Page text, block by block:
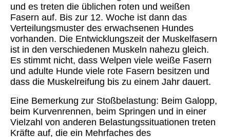
und es treten die üblichen roten und weißen
Fasern auf. Bis zur 12. Woche ist dann das
Verteilungsmuster des erwachsenen Hundes
vorhanden. Die Entwicklungszeit der Muskelfasern
ist in den verschiedenen Muskeln nahezu gleich.
Es stimmt nicht, dass Welpen viele weiße Fasern
und adulte Hunde viele rote Fasern besitzen und
dass die Muskelreifung bis zu einem Jahr dauert.
Eine Bemerkung zur Stoßbelastung: Beim Galopp,
beim Kurvenrennen, beim Springen und in einer
Vielzahl von anderen Belastungssituationen treten
Kräfte auf, die ein Mehrfaches des